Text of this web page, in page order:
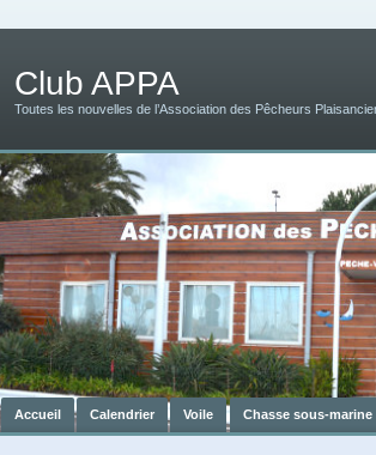
Club APPA
Toutes les nouvelles de l’Association des Pêcheurs
Accueil Calendrier Voile Chasse sous-marine